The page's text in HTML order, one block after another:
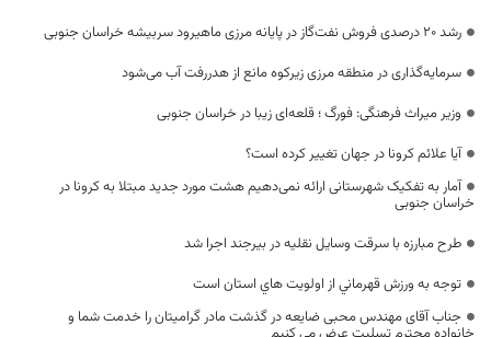
رشد ۲۰ درصدی فروش نفت‌گاز در پایانه مرزی ماهیرود سربیشه خراسان جنوبی
سرمایه‌گذاری در منطقه مرزی زیرکوه مانع از هدررفت آب می‌شود
وزیر میراث فرهنگی: فورگ ؛ قلعه‌ای زیبا در خراسان جنوبی
آیا علائم کرونا در جهان تغییر کرده است؟
آمار به تفکیک شهرستانی ارائه نمی‌دهیم هشت مورد جدید مبتلا به کرونا در
خراسان جنوبی
طرح مبارزه با سرقت وسایل نقلیه در بیرجند اجرا شد
توجه به ورزش قهرماني از اولويت هاي استان است
جناب آقای مهندس محبی ضایعه در گذشت مادر گرامیتان را خدمت شما و